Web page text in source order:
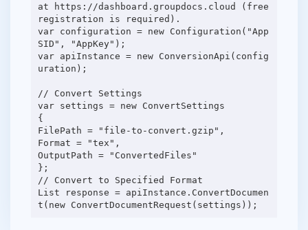
at https://dashboard.groupdocs.cloud (free
registration is required).
var configuration = new Configuration("App
SID", "AppKey");
var apiInstance = new ConversionApi(config
uration);
// Convert Settings
var settings = new ConvertSettings
{
FilePath = "file-to-convert.gzip",
Format = "tex",
OutputPath = "ConvertedFiles"
};
// Convert to Specified Format
List response = apiInstance.ConvertDocumen